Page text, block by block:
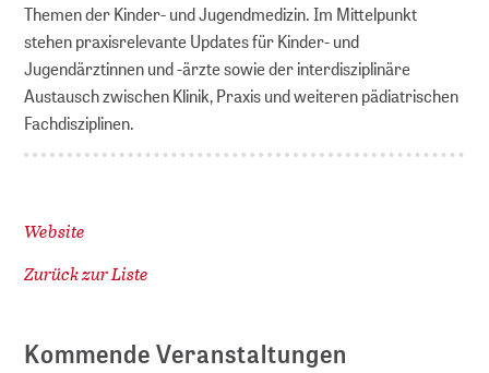
Themen der Kinder- und Jugendmedizin. Im Mittelpunkt
stehen praxisrelevante Updates für Kinder- und
Jugendärztinnen und -ärzte sowie der interdisziplinäre
Austausch zwischen Klinik, Praxis und weiteren pädiatrischen
Fachdisziplinen.
Website
Zurück zur Liste
Kommende Veranstaltungen